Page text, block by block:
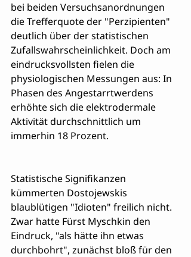
bei beiden Versuchsanordnungen
die Trefferquote der "Perzipienten"
deutlich über der statistischen
Zufallswahrscheinlichkeit. Doch am
eindrucksvollsten fielen die
physiologischen Messungen aus: In
Phasen des Angestarrtwerdens
erhöhte sich die elektrodermale
Aktivität durchschnittlich um
immerhin 18 Prozent.
Statistische Signifikanzen
kümmerten Dostojewskis
blaublütigen "Idioten" freilich nicht.
Zwar hatte Fürst Myschkin den
Eindruck, "als hätte ihn etwas
durchbohrt", zunächst bloß für den